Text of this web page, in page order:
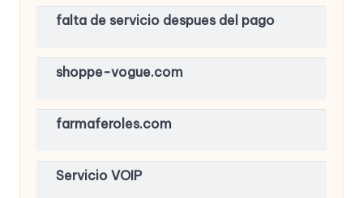
falta de servicio despues del pago
shoppe-vogue.com
farmaferoles.com
Servicio VOIP